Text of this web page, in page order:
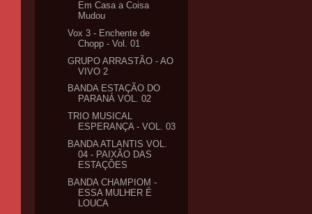
Em Casa a Coisa
Mudou
Vox 3 - Enchente de
Chopp - Vol. 01
GRUPO ARRASTÃO - AO
VIVO 2
BANDA ESTAÇÃO DO
PARANÁ VOL. 02
TRIO MUSICAL
ESPERANÇA - VOL. 03
BANDA ATLANTIS VOL.
04 - PAIXÃO DAS
ESTAÇÕES
BANDA CHAMPIOM -
ESSA MULHER É
LOUCA